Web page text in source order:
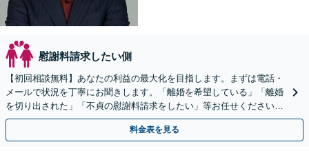
慰謝料請求したい側
【初回相談無料】あなたの利益の最大化を目指します。まずは電話・
メールで状況を丁寧にお聞きします。「離婚を希望している」「離婚
を切り出された」「不貞の慰謝料請求をしたい」等お任せください。
【リーズナブルな料金設定】
料金表を見る